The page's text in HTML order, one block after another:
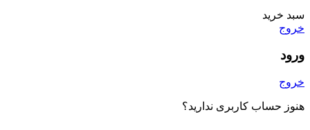
سبد خرید
خروج
ورود
خروج
هنوز حساب کاربری ندارید؟